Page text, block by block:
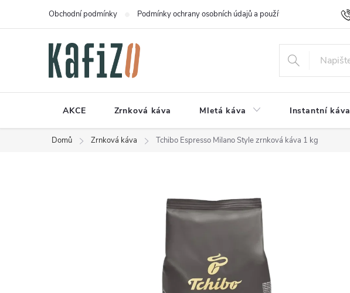
Obchodní podmínky Podmínky ochrany osobních údajů a používání souborů cookies
AKCE Zrnková káva Mletá káva Instantní káva
Domů Zrnková káva Tchibo Espresso Milano Style zrnková káva 1 kg